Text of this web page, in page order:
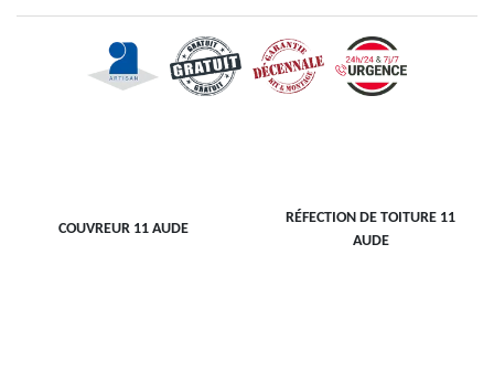
COUVREUR 11 AUDE
RÉFECTION DE TOITURE 11
AUDE